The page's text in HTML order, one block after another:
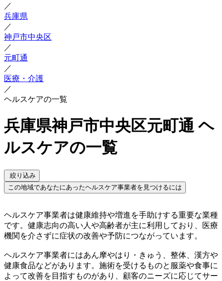
／
兵庫県
／
神戸市中央区
／
元町通
／
医療・介護
／
ヘルスケアの一覧
兵庫県神戸市中央区元町通 ヘ
ルスケアの一覧
絞り込み
この地域であなたにあったヘルスケア事業者を見つけるには
ヘルスケア事業者は健康維持や増進を手助けする重要な業種
です。健康志向の高い人や高齢者が主に利用しており、医療
機関を介さずに症状の改善や予防につながっています。
ヘルスケア事業者にはあん摩やはり・きゅう、整体、漢方や
健康食品などがあります。施術を受けるものと服薬や食事に
よって改善を目指すものがあり、顧客のニーズに応じてサー